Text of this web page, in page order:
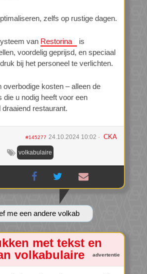
zelfs op rustige dagen.
van Restorina
is
voordelig geprijsd, en speciaal
bij het personeel te verlichten.
overbodige kosten – alleen de
die u nodig heeft voor een
restaurant.
#145277 24.10.2024 10:02 CKA
volkabulaire
me een andere volkab
met tekst en
volkabulaire